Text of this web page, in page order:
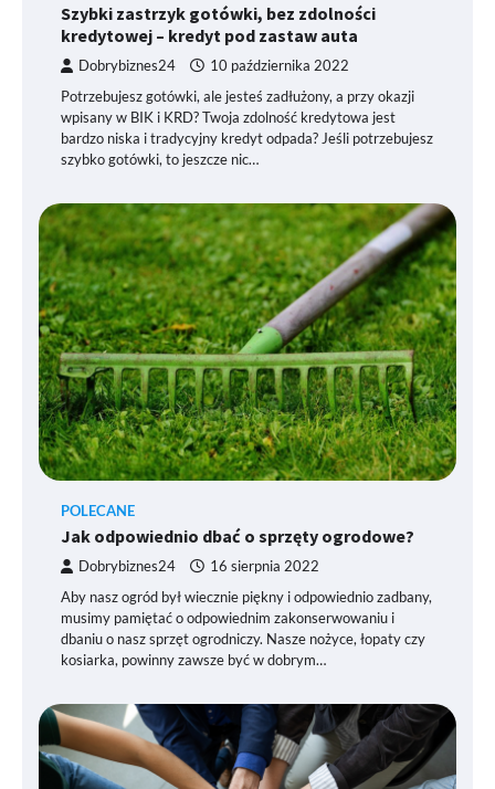
Szybki zastrzyk gotówki, bez zdolności
kredytowej – kredyt pod zastaw auta
Dobrybiznes24 10 października 2022
Potrzebujesz gotówki, ale jesteś zadłużony, a przy okazji
wpisany w BIK i KRD? Twoja zdolność kredytowa jest
bardzo niska i tradycyjny kredyt odpada? Jeśli potrzebujesz
szybko gotówki, to jeszcze nic…
POLECANE
Jak odpowiednio dbać o sprzęty ogrodowe?
Dobrybiznes24 16 sierpnia 2022
Aby nasz ogród był wiecznie piękny i odpowiednio zadbany,
musimy pamiętać o odpowiednim zakonserwowaniu i
dbaniu o nasz sprzęt ogrodniczy. Nasze nożyce, łopaty czy
kosiarka, powinny zawsze być w dobrym…